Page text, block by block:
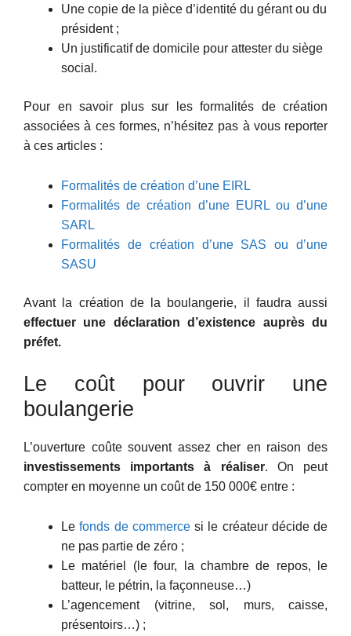
Une copie de la pièce d’identité du gérant ou du
président ;
Un justificatif de domicile pour attester du siège
social.
Pour en savoir plus sur les formalités de création
associées à ces formes, n’hésitez pas à vous reporter
à ces articles :
Formalités de création d’une EIRL
Formalités de création d’une EURL ou d’une
SARL
Formalités de création d’une SAS ou d’une
SASU
Avant la création de la boulangerie, il faudra aussi
effectuer une déclaration d’existence auprès du
préfet.
Le coût pour ouvrir une
boulangerie
L’ouverture coûte souvent assez cher en raison des
investissements importants à réaliser. On peut
compter en moyenne un coût de 150 000€ entre :
Lefonds de commercesi le créateur décide de
ne pas partie de zéro ;
Le matériel (le four, la chambre de repos, le
batteur, le pétrin, la façonneuse…)
L’agencement (vitrine, sol, murs, caisse,
présentoirs…) ;